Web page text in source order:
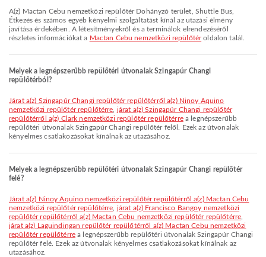
A(z) Mactan Cebu nemzetközi repülőtér Dohányzó terület, Shuttle Bus,
Étkezés és számos egyéb kényelmi szolgáltatást kínál az utazási élmény
javítása érdekében. A létesítményekről és a terminálok elrendezéséről
részletes információkat a Mactan Cebu nemzetközi repülőtéroldalon talál.
Melyek a legnépszerűbb repülőtéri útvonalak Szingapúr Changi
repülőtérból?
járat a(z) Szingapúr Changi repülőtér repülőtérről a(z) Ninoy Aquino
nemzetközi repülőtér repülőtérre járat a(z) Szingapúr Changi repülőtér
repülőtérről a(z) Clark nemzetközi repülőtér repülőtérrea legnépszerűbb
repülőtéri útvonalak Szingapúr Changi repülőtér felől. Ezek az útvonalak
kényelmes csatlakozásokat kínálnak az utazásához.
Melyek a legnépszerűbb repülőtéri útvonalak Szingapúr Changi repülőtér
felé?
járat a(z) Ninoy Aquino nemzetközi repülőtér repülőtérről a(z) Mactan Cebu
nemzetközi repülőtér repülőtérre járat a(z) Francisco Bangoy nemzetközi
repülőtér repülőtérről a(z) Mactan Cebu nemzetközi repülőtér repülőtérre
járat a(z) Laguindingan repülőtér repülőtérről a(z) Mactan Cebu nemzetközi
repülőtér repülőtérrea legnépszerűbb repülőtéri útvonalak Szingapúr Changi
repülőtér felé. Ezek az útvonalak kényelmes csatlakozásokat kínálnak az
utazásához.